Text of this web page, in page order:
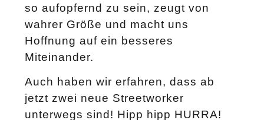
so aufopfernd zu sein, zeugt von
wahrer Größe und macht uns
Hoffnung auf ein besseres
Miteinander.
Auch haben wir erfahren, dass ab
jetzt zwei neue Streetworker
unterwegs sind! Hipp hipp HURRA!